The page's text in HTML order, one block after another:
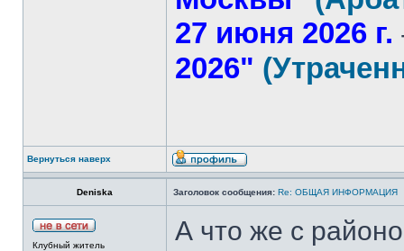
27 июня 2026 г.
2026"
Вернуться наверх
Deniska Заголовок сообщения: Re: ОБЩАЯ ИНФОРМАЦИЯ
Клубный житель А что же с